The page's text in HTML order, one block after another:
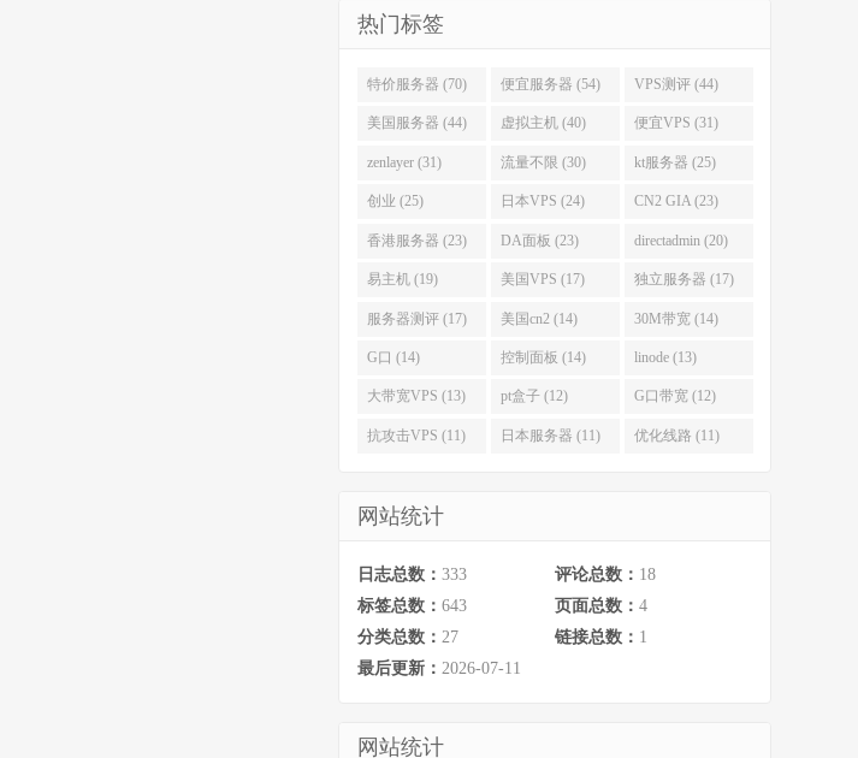
热门标签
特价服务器 (70) 便宜服务器 (54) VPS测评 (44)
美国服务器 (44) 虚拟主机 (40) 便宜VPS (31)
zenlayer (31) 流量不限 (30) kt服务器 (25)
创业 (25) 日本VPS (24) CN2 GIA (23)
香港服务器 (23) DA面板 (23) directadmin (20)
易主机 (19) 美国VPS (17) 独立服务器 (17)
服务器测评 (17) 美国cn2 (14) 30M带宽 (14)
G口 (14) 控制面板 (14) linode (13)
大带宽VPS (13) pt盒子 (12) G口带宽 (12)
抗攻击VPS (11) 日本服务器 (11) 优化线路 (11)
网站统计
日志总数： 333 评论总数： 18
标签总数： 643 页面总数： 4
分类总数： 27 链接总数： 1
最后更新： 2026-07-11
网站统计